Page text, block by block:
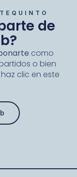
de
como
o bien
clic en este